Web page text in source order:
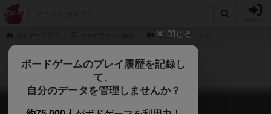
ねこねこレーシング
ねこねこレーシング
閉じる
ボードゲームのプレイ履歴を記録し
て、
自分のデータを管理しませんか？